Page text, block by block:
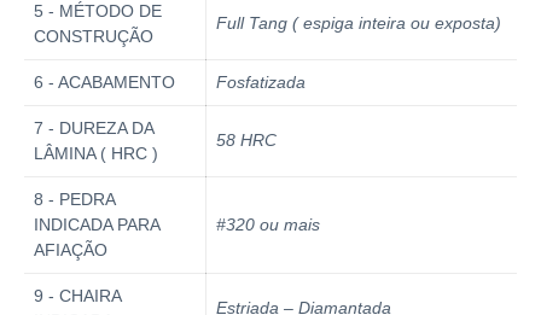
5 - MÉTODO DE
CONSTRUÇÃO
Full Tang ( espiga inteira ou exposta)
6 - ACABAMENTO Fosfatizada
7 - DUREZA DA
LÂMINA ( HRC )
58 HRC
8 - PEDRA
INDICADA PARA
AFIAÇÃO
#320 ou mais
9 - CHAIRA
Estriada – Diamantada